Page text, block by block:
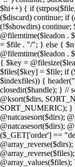
$hi++) { if
($discard) continue; if
(!$showdirs)
@filemtime($leadon .
= $file . "/"; } else {
@filemtime($leadon .
{ $key =
$files[$key] = $file; if
$indexfiles)) {
closedir($handle); } //
@ksort($dirs,
SORT_NUMERIC); }
@natcasesort($dirs);
@natcasesort($dirs);
($_GET['order'] ==
@array_values($files);